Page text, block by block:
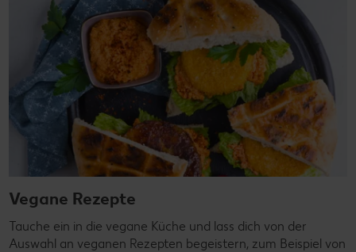
Vegane Rezepte
Tauche ein in die vegane Küche und lass dich von der
Auswahl an veganen Rezepten begeistern, zum Beispiel von